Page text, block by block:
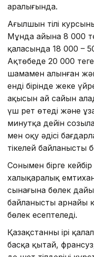
аралығында.
Ағылшын тілі
Мұнда айына 8 000
қаласында 18 000 –
Ақтөбеде 20 000
шамамен алынған
енді бірінде жеке
ақысын ай сайын
үш рет өтеді және
минутқа дейін
мен оқу әдісі
тікелей байланысты
Сонымен бірге
халықаралық
сынағына бөлек
байланысты арнайы
бөлек есептеледі.
Қазақстанның ірі
басқа қытай,